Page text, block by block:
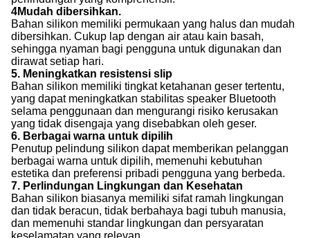
4Mudah dibersihkan.
Bahan silikon memiliki permukaan yang halus dan mudah
dibersihkan. Cukup lap dengan air atau kain basah,
sehingga nyaman bagi pengguna untuk digunakan dan
dirawat setiap hari.
5. Meningkatkan resistensi slip
Bahan silikon memiliki tingkat ketahanan geser tertentu,
yang dapat meningkatkan stabilitas speaker Bluetooth
selama penggunaan dan mengurangi risiko kerusakan
yang tidak disengaja yang disebabkan oleh geser.
6. Berbagai warna untuk dipilih
Penutup pelindung silikon dapat memberikan pelanggan
berbagai warna untuk dipilih, memenuhi kebutuhan
estetika dan preferensi pribadi pengguna yang berbeda.
7. Perlindungan Lingkungan dan Kesehatan
Bahan silikon biasanya memiliki sifat ramah lingkungan
dan tidak beracun, tidak berbahaya bagi tubuh manusia,
dan memenuhi standar lingkungan dan persyaratan
keselamatan yang relevan.